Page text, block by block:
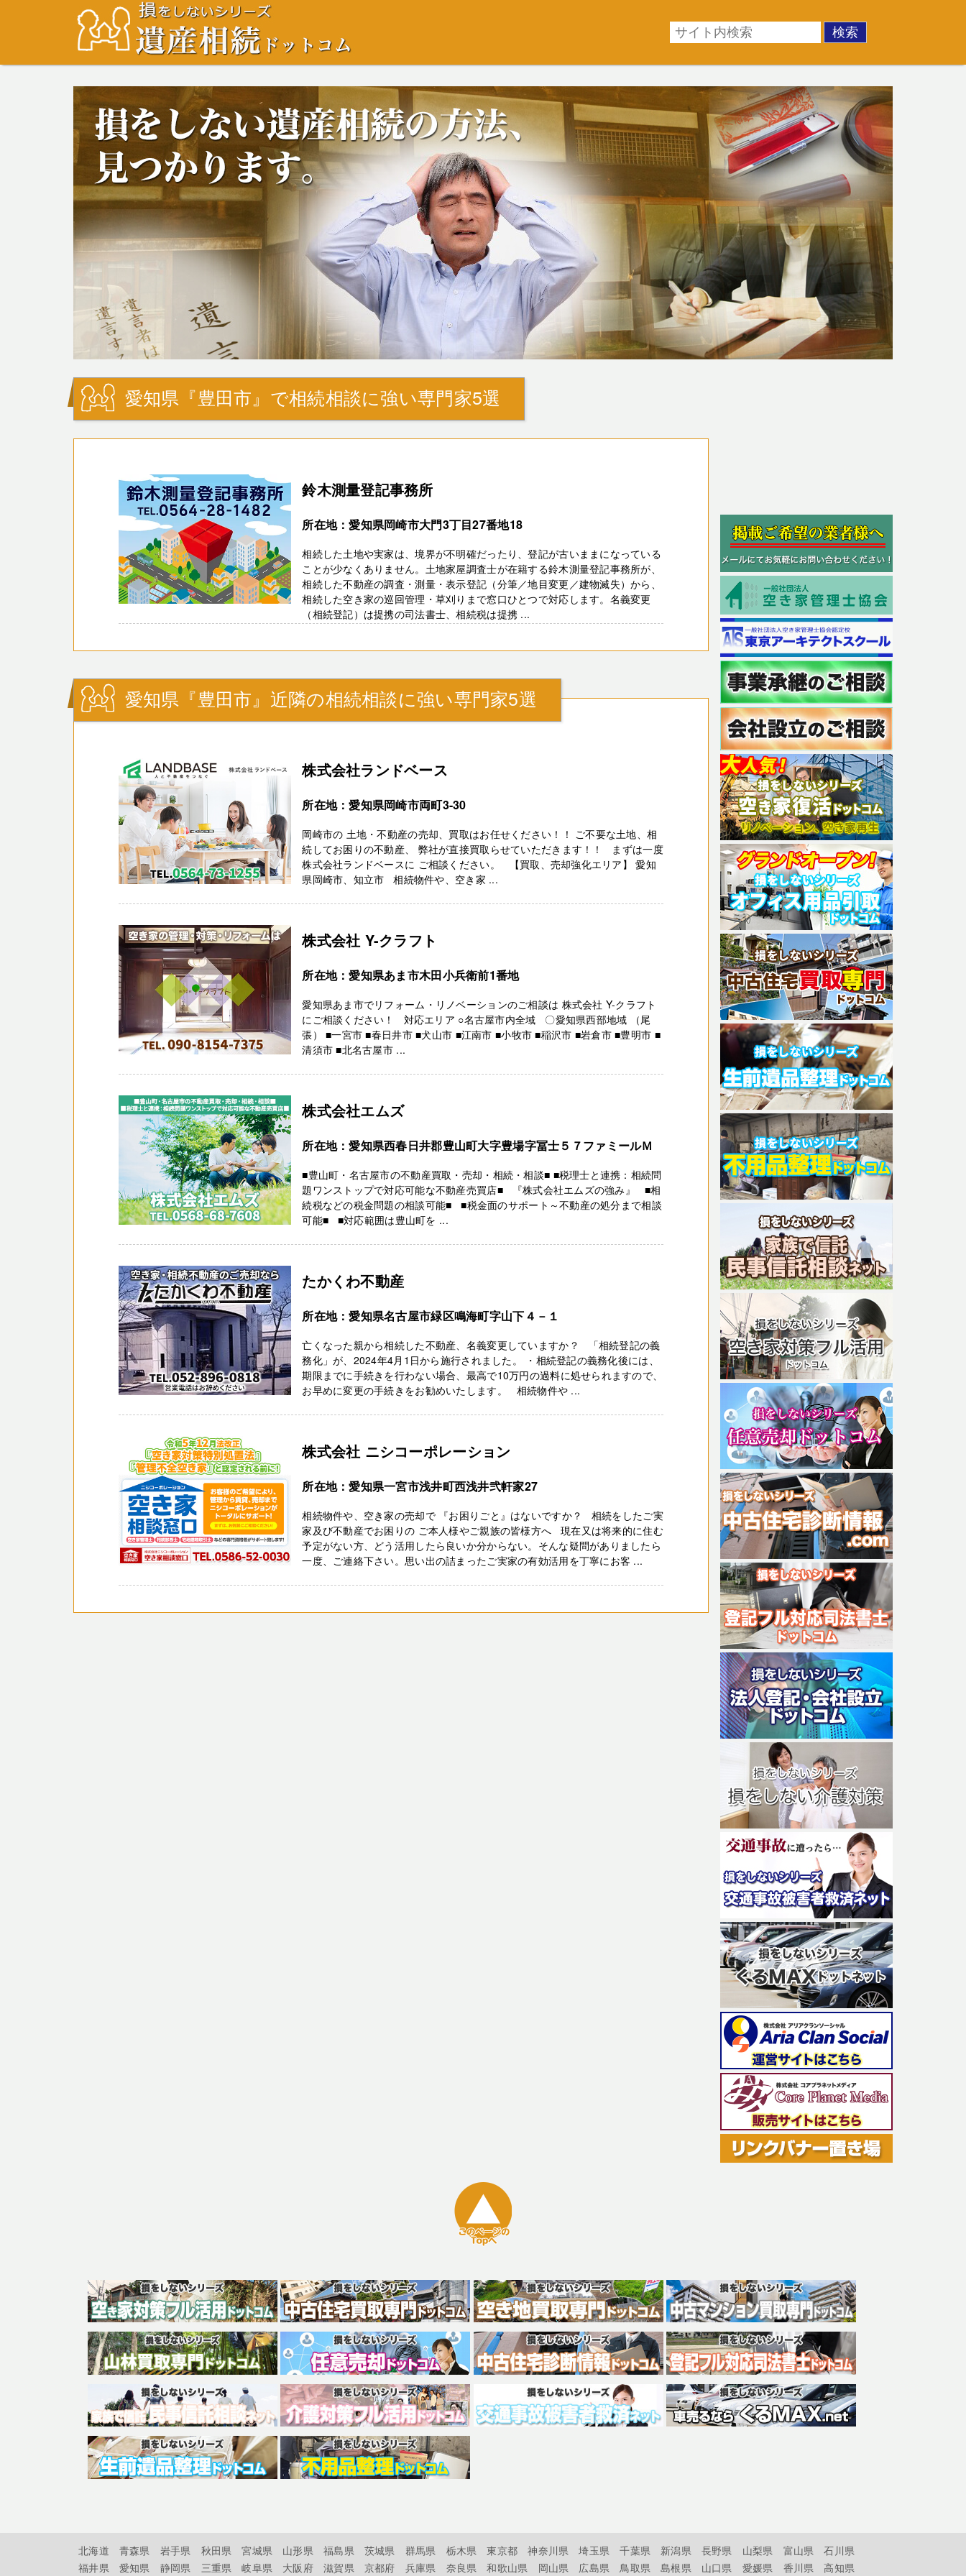
愛知県『豊田市』で相続相談に強い専門家5選
鈴木測量登記事務所
所在地：愛知県岡崎市大門3丁目27番地18
相続した土地や実家は、境界が不明確だったり、登記が古いままになっている
ことが少なくありません。土地家屋調査士が在籍する鈴木測量登記事務所が、
相続した不動産の調査・測量・表示登記（分筆／地目変更／建物滅失）から、
相続した空き家の巡回管理・草刈りまで窓口ひとつで対応します。名義変更
（相続登記）は提携の司法書士、相続税は提携 ...
愛知県『豊田市』近隣の相続相談に強い専門家5選
株式会社ランドベース
所在地：愛知県岡崎市両町3-30
岡崎市の 土地・不動産の売却、買取はお任せください！！ ご不要な土地、相
続してお困りの不動産、 弊社が直接買取らせていただきます！！ まずは一度
株式会社ランドベースに ご相談ください。 【買取、売却強化エリア】 愛知
県岡崎市、知立市 相続物件や、空き家 ...
株式会社 Y-クラフト
所在地：愛知県あま市木田小兵衛前1番地
愛知県あま市でリフォーム・リノベーションのご相談は 株式会社 Y-クラフト
にご相談ください！ 対応エリア ○名古屋市内全域 〇愛知県西部地域 （尾
張） ■一宮市 ■春日井市 ■犬山市 ■江南市 ■小牧市 ■稲沢市 ■岩倉市 ■豊明市 ■
清須市 ■北名古屋市 ...
株式会社エムズ
所在地：愛知県西春日井郡豊山町大字豊場字冨士５７ファミールＭ
■豊山町・名古屋市の不動産買取・売却・相続・相談■ ■税理士と連携：相続問
題ワンストップで対応可能な不動産売買店■ 『株式会社エムズの強み』 ■相
続税などの税金問題の相談可能■ ■税金面のサポート～不動産の処分まで相談
可能■ ■対応範囲は豊山町を ...
たかくわ不動産
所在地：愛知県名古屋市緑区鳴海町字山下４－１
亡くなった親から相続した不動産、名義変更していますか？ 「相続登記の義
務化」が、2024年4月1日から施行されました。 ・相続登記の義務化後には、
期限までに手続きを行わない場合、最高で10万円の過料に処せられますので、
お早めに変更の手続きをお勧めいたします。 相続物件や ...
株式会社 ニシコーポレーション
所在地：愛知県一宮市浅井町西浅井弐軒家27
相続物件や、空き家の売却で 『お困りごと』はないですか？ 相続をしたご実
家及び不動産でお困りの ご本人様やご親族の皆様方へ 現在又は将来的に住む
予定がない方、どう活用したら良いか分からない。そんな疑問がありましたら
一度、ご連絡下さい。思い出の詰まったご実家の有効活用を丁寧にお客 ...
北海道 青森県 岩手県 秋田県 宮城県 山形県 福島県 茨城県 群馬県 栃木県 東京都 神奈川県 埼玉県 千葉県 新潟県 長野県 山梨県 富山県
石川県
福井県
愛知県 静岡県 三重県 岐阜県 大阪府 滋賀県 京都府 兵庫県 奈良県 和歌山県 岡山県 広島県 鳥取県 島根県 山口県 愛媛県 香川県 高知県